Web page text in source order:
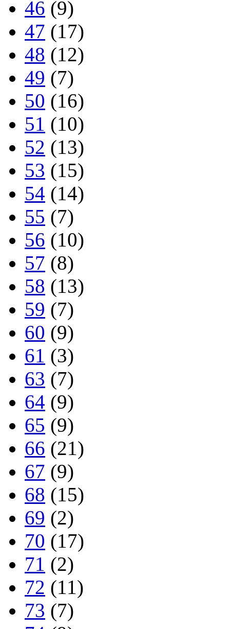
46 (9)
47 (17)
48 (12)
49 (7)
50 (16)
51 (10)
52 (13)
53 (15)
54 (14)
55 (7)
56 (10)
57 (8)
58 (13)
59 (7)
60 (9)
61 (3)
63 (7)
64 (9)
65 (9)
66 (21)
67 (9)
68 (15)
69 (2)
70 (17)
71 (2)
72 (11)
73 (7)